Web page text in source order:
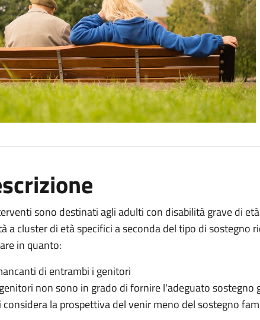
sono destinati agli adulti con disabilità grave di
a cluster di età specifici a seconda del tipo di sostegno
in quanto:
di entrambi i genitori
non sono in grado di fornire l'adeguato sostegno
considera la prospettiva del venir meno del sostegno